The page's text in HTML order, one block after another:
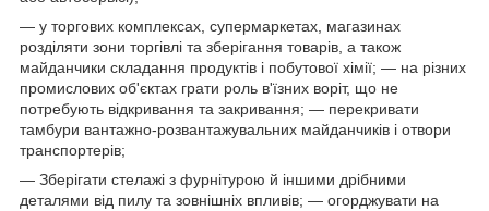
— у торгових комплексах, супермаркетах, магазинах
розділяти зони торгівлі та зберігання товарів, а також
майданчики складання продуктів і побутової хімії; — на різних
промислових об'єктах грати роль в'їзних воріт, що не
потребують відкривання та закривання; — перекривати
тамбури вантажно-розвантажувальних майданчиків і отвори
транспортерів;
— Зберігати стелажі з фурнітурою й іншими дрібними
деталями від пилу та зовнішніх впливів; — огорджувати на